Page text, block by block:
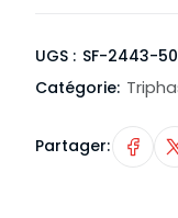
UGS : SF-2443-
Catégorie:
Partager: